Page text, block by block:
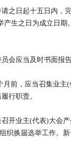
日起十五日内，
产生之日为成立日
应当及时书面报
前，应当召集业主(
行职责。
业主(代表)大会产
织换届选举工作。